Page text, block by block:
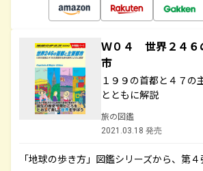
Ｗ０４ 世界２４６
市
１９９の首都と４７の
とともに解説
旅の図鑑
2021.03.18 発売
「地球の歩き方」図鑑シリーズから、第４